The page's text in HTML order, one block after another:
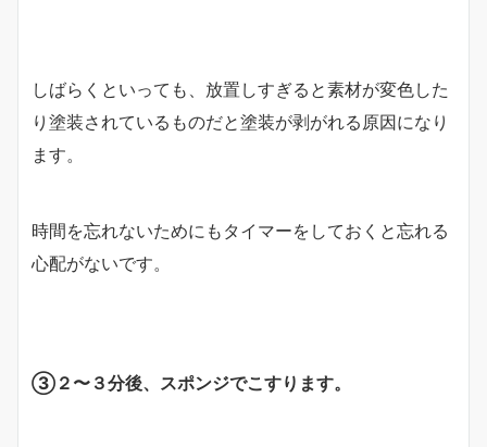
しばらくといっても、放置しすぎると素材が変色した
り塗装されているものだと塗装が剥がれる原因になり
ます。
時間を忘れないためにもタイマーをしておくと忘れる
心配がないです。
③２〜３分後、スポンジでこすります。